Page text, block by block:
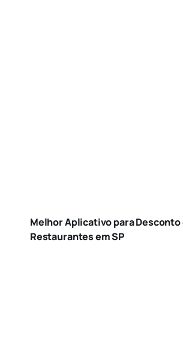
Melhor Aplicativo para Desconto
Restaurantes em SP